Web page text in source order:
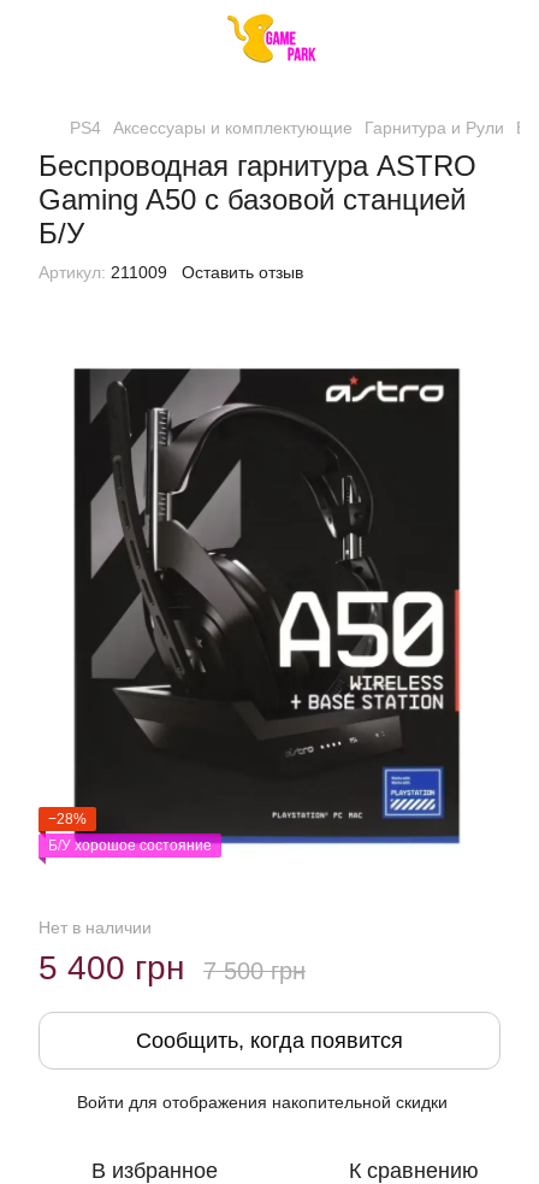
PS4 Аксессуары и комплектующие Гарнитура и Рули
Беспроводная гарнитура ASTRO
Gaming A50 с базовой станцией
Б/У
Артикул: 211009 Оставить отзыв
−28%
Б/У хорошое состояние
Нет в наличии
5 400 грн 7 500 грн
Сообщить, когда появится
Войти для отображения накопительной скидки
В избранное К сравнению